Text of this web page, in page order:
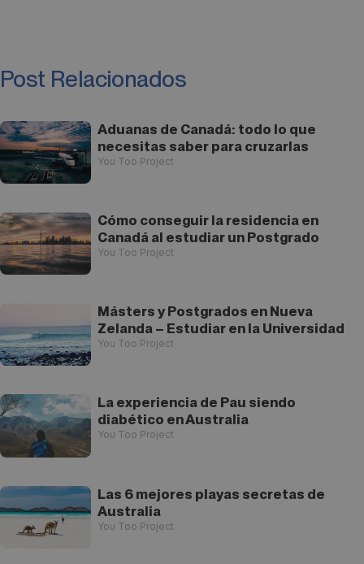
Post Relacionados
Aduanas de Canadá: todo lo que
necesitas saber para cruzarlas
You Too Project
Cómo conseguir la residencia en
Canadá al estudiar un Postgrado
You Too Project
Másters y Postgrados en Nueva
Zelanda – Estudiar en la Universidad
You Too Project
La experiencia de Pau siendo
diabético en Australia
You Too Project
Las 6 mejores playas secretas de
Australia
You Too Project